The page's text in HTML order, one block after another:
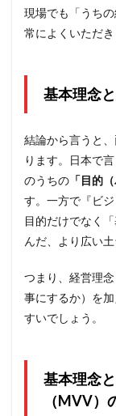
から
維持
へ
現場でも「うち
常によくいただ
基本理念
結論から言うと
ります。日本で
のうちの 「目的
す。一方で『ビ
目的だけでなく
んだ、より広い土
つまり、経営理
事にするか）を
すいでしょう。
基本理念
（MVV）